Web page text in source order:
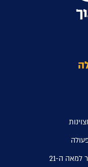
למאה ה-21